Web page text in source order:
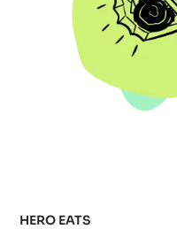
HERO EATS